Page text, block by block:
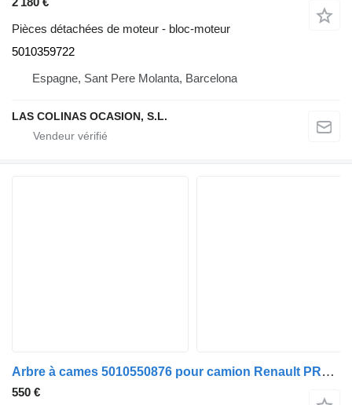
Pièces détachées de moteur - bloc-moteur
5010359722
Espagne, Sant Pere Molanta, Barcelona
LAS COLINAS OCASION, S.L.
Arbre à cames 5010550876 pour camion Renault PREMIUM 420
550 €